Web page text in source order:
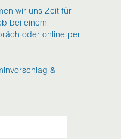
wir uns Zeit für
bei einem
oder online per
&